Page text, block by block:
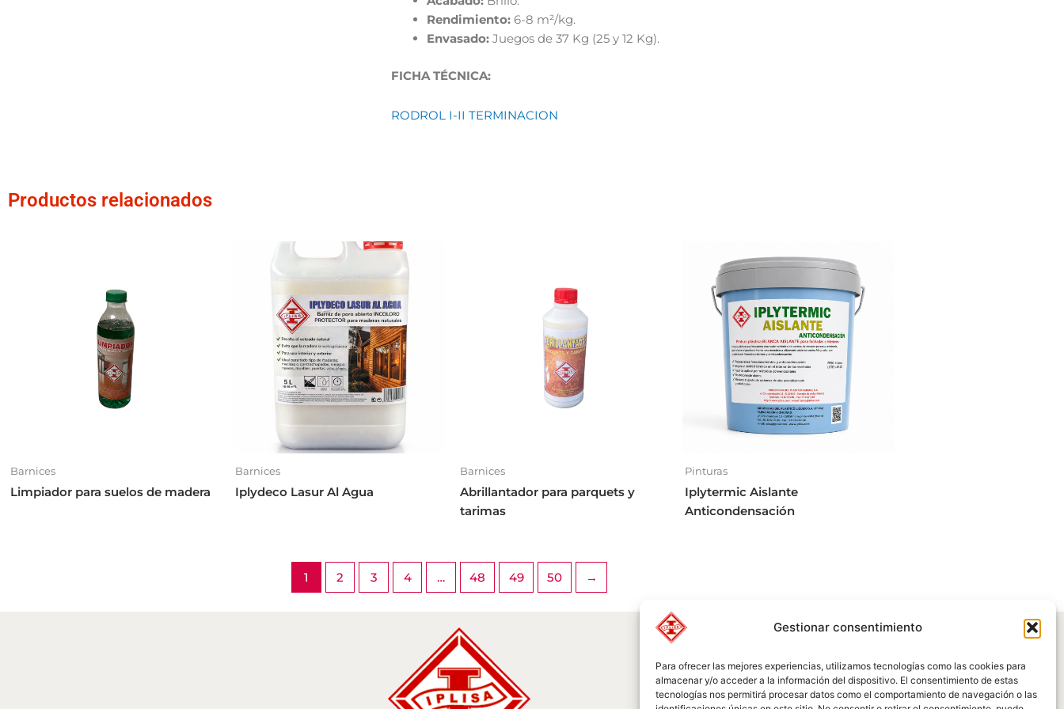
Gestionar consentimiento
Para ofrecer las mejores experiencias, utilizamos tecnologías como las cookies para
almacenar y/o acceder a la información del dispositivo. El consentimiento de estas
tecnologías nos permitirá procesar datos como el comportamiento de navegación o las
Rendimiento: 6-8 m²/kg.
Envasado: Juegos de 37 Kg (25 y 12 Kg).
FICHA TÉCNICA:
RODROL I-II TERMINACION
Productos relacionados
Barnices
Limpiador para suelos de madera
Barnices
Iplydeco Lasur Al Agua
Barnices
Abrillantador para parquets y
tarimas
Pinturas
Iplytermic Aislante
Anticondensación
1 2 3 4 … 48 49 50 →